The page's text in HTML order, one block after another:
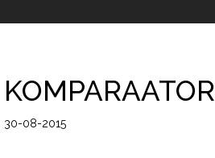
KOMPARAATOR
30-08-2015